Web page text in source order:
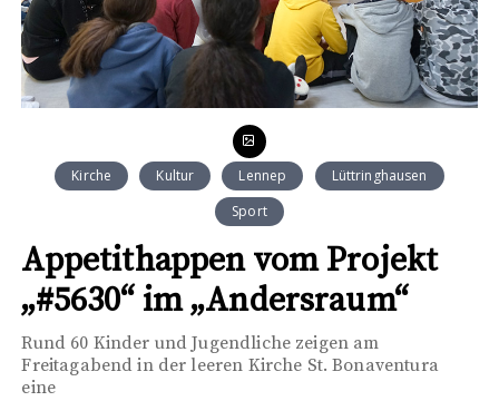
Kirche Kultur Lennep
Lüttringhausen
Sport
Appetithappen vom Projekt
„#5630“ im „Andersraum“
Rund 60 Kinder und Jugendliche zeigen am
Freitagabend in der leeren Kirche St. Bonaventura
eine